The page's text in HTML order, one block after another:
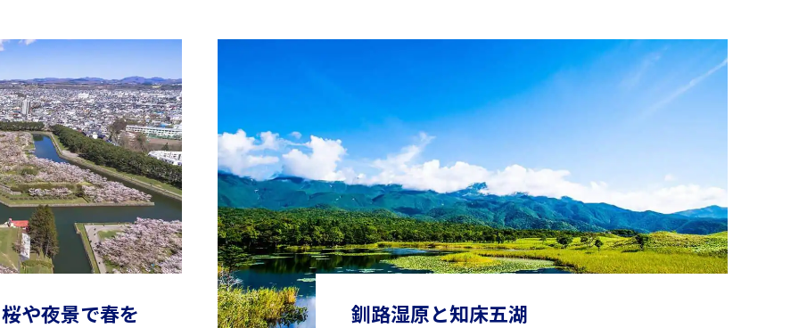
や夜景で春を 釧路湿原と知床五湖